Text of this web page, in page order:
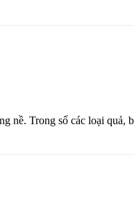
nề. Trong số các loại quả,